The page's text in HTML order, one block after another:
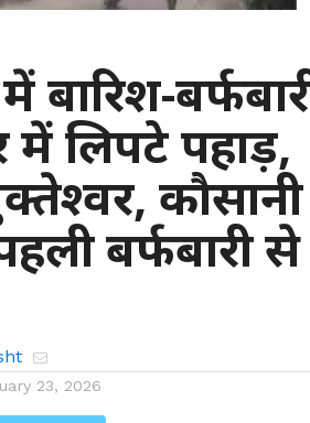
बारिश-
लिपटे पहाड़,
बर्फबारी
23, 2026